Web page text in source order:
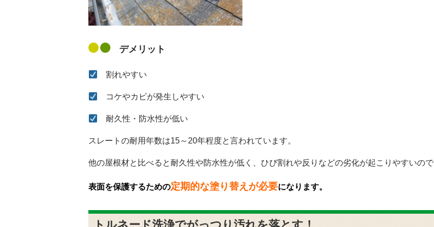
デメリット
割れやすい
コケやカビが発生しやすい
耐久性・防水性が低い
スレートの耐用年数は15～20年程度と言われています。
他の屋根材と比べると耐久性や防水性が低く、ひび割れや反りなどの劣化が起こりやすいので
表面を保護するための定期的な塗り替えが必要になります。